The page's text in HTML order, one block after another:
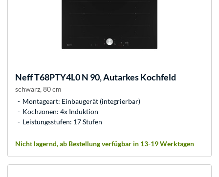
NeffT68PTY4L0 N 90, Autarkes Kochfeld
schwarz, 80 cm
Montageart: Einbaugerät (integrierbar)
Kochzonen: 4x Induktion
Leistungsstufen: 17 Stufen
Nicht lagernd, ab Bestellung verfügbar in 13-19 Werktagen